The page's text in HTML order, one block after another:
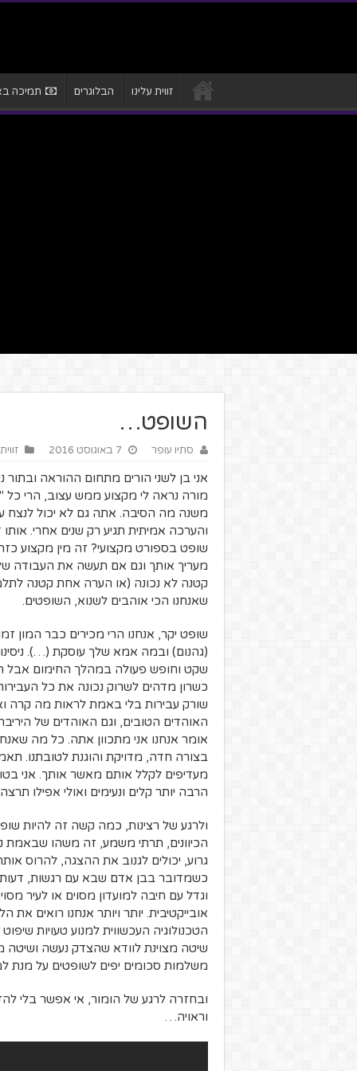
זווית עלינו הבלוגרים תמיכה
השופט…
סתיו עופר 7 באוגוסט 2016
אני בן לשני הורים מתחום ההוראה
מורה נראה לי מקצוע ממש עצוב, הרי כל
משנה מה הסיבה. אתה גם לא יכול
והערכה אמיתית תגיע רק שנים אחרי.
שופט בספורט מקצועי? זה מין מקצוע
מעריך אותך וגם אם תעשה את העבודה
קטנה לא נכונה (או הערה אחת קטנה
שאנחנו הכי אוהבים לשנוא, השופטים.
שופט יקר, אנחנו הרי מכירים כבר המון
שקט וחופש פעולה במהלך החימום אבל
כשרון מדהים לשרוק נכונה את כל
שורק עבירות בלי באמת לראות מה קרה
האוהדים הטובים, וגם האוהדים של
אומר אנחנו אני מתכוון אתה. כל מה
בצורה חדה, מדויקת והוגנת לטובתנו.
מעדיפים לקלל אותם מאשר אותך. אני
הרבה יותר קלים ונעימים ואולי אפילו
ולרגע של רצינות, כמה קשה זה להיות
הכיוונים, תרתי משמע, זה משהו שבאמת
גרוע, יכולים לגנוב את ההצגה, להרוס
כשמדובר בבן אדם שבא עם רגשות,
וגדל עם חיבה למועדון מסוים או לעיר
אובייקטיבית. יותר ויותר אנחנו רואים
הטכנולוגיה העכשווית למנוע טעויות
שיטה מצוינת לוודא שהצדק נעשה ושיטה
משלמות סכומים יפים לשופטים על מנת
ובחזרה לרגע של הומור, אי אפשר בלי
וראויה…